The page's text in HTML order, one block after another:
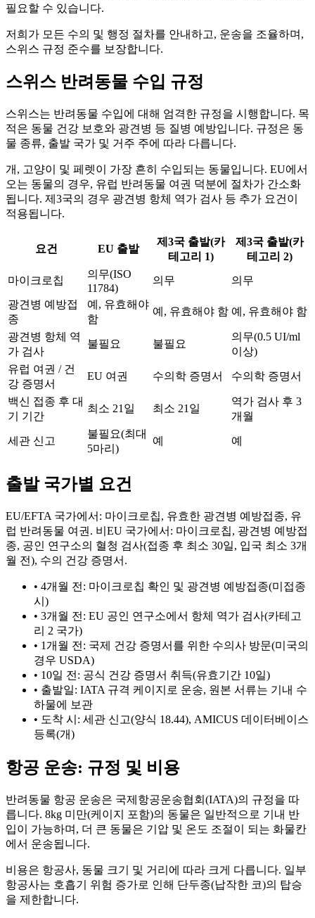
필요할 수 있습니다.
저희가 모든 수의 및 행정 절차를 안내하고, 운송을 조율하며,
스위스 규정 준수를 보장합니다.
스위스 반려동물 수입 규정
스위스는 반려동물 수입에 대해 엄격한 규정을 시행합니다. 목
적은 동물 건강 보호와 광견병 등 질병 예방입니다. 규정은 동
물 종류, 출발 국가 및 거주 주에 따라 다릅니다.
개, 고양이 및 페렛이 가장 흔히 수입되는 동물입니다. EU에서
오는 동물의 경우, 유럽 반려동물 여권 덕분에 절차가 간소화
됩니다. 제3국의 경우 광견병 항체 역가 검사 등 추가 요건이
적용됩니다.
요건 EU 출발
제3국 출발(카
테고리 1)
제3국 출발(카
테고리 2)
마이크로칩
의무(ISO
11784)
의무
의무
광견병 예방접
종
예, 유효해야
함
예, 유효해야 함 예, 유효해야 함
광견병 항체 역
가 검사
불필요 불필요
의무(0.5 UI/ml
이상)
유럽 여권 / 건
강 증명서
EU 여권 수의학 증명서 수의학 증명서
백신 접종 후 대
기 기간
최소 21일 최소 21일
역가 검사 후 3
개월
세관 신고
불필요(최대
5마리)
예 예
출발 국가별 요건
EU/EFTA 국가에서: 마이크로칩, 유효한 광견병 예방접종, 유
럽 반려동물 여권. 비EU 국가에서: 마이크로칩, 광견병 예방접
종, 공인 연구소의 혈청 검사(접종 후 최소 30일, 입국 최소 3개
월 전), 수의 건강 증명서.
• 4개월 전: 마이크로칩 확인 및 광견병 예방접종(미접종
시)
• 3개월 전: EU 공인 연구소에서 항체 역가 검사(카테고
리 2 국가)
• 1개월 전: 국제 건강 증명서를 위한 수의사 방문(미국의
경우 USDA)
• 10일 전: 공식 건강 증명서 취득(유효기간 10일)
• 출발일: IATA 규격 케이지로 운송, 원본 서류는 기내 수
하물에 보관
• 도착 시: 세관 신고(양식 18.44), AMICUS 데이터베이스
등록(개)
항공 운송: 규정 및 비용
반려동물 항공 운송은 국제항공운송협회(IATA)의 규정을 따
릅니다. 8kg 미만(케이지 포함)의 동물은 일반적으로 기내 반
입이 가능하며, 더 큰 동물은 기압 및 온도 조절이 되는 화물칸
에서 운송됩니다.
비용은 항공사, 동물 크기 및 거리에 따라 크게 다릅니다. 일부
항공사는 호흡기 위험 증가로 인해 단두종(납작한 코)의 탑승
을 제한합니다.